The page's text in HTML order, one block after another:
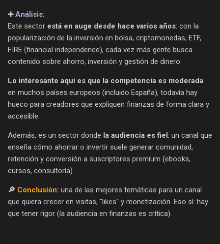
➕Análisis:
Este sector está en auge desde hace varios años: con la
popularización de la inversión en bolsa, criptomonedas, ETF,
FIRE (financial independence), cada vez más gente busca
contenido sobre ahorro, inversión y gestión de dinero.
Lo interesante aquí es que la competencia es moderada:
en muchos países europeos (incluido España), todavía hay
hueco para creadores que expliquen finanzas de forma clara y
accesible.
Además, es un sector donde la audiencia es fiel: un canal que
enseña cómo ahorrar o invertir suele generar comunidad,
retención y conversión a suscriptores premium (ebooks,
cursos, consultoría).
🔎 Conclusión: una de las mejores temáticas para un canal
que quiera crecer en visitas, "likes" y monetización. Eso sí: hay
que tener rigor (la audiencia en finanzas es crítica).